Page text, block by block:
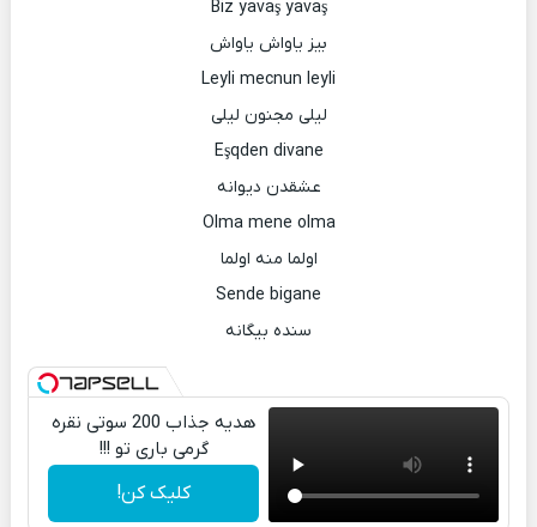
Biz yavaş yavaş
بیز یاواش یاواش
Leyli mecnun leyli
لیلی مجنون لیلی
Eşqden divane
عشقدن دیوانه
Olma mene olma
اولما منه اولما
Sende bigane
سنده بیگانه
هدیه جذاب 200 سوتی نقره
گرمی باری تو !!!
کلیک کن!